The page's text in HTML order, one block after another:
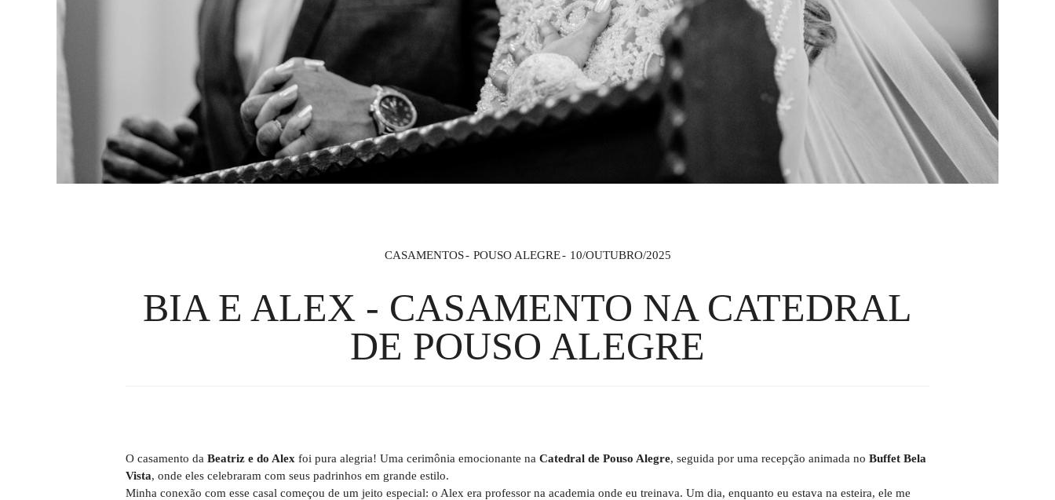
CASAMENTOS POUSO ALEGRE 10/OUTUBRO/2025
BIA E ALEX - CASAMENTO NA CATEDRAL
DE POUSO ALEGRE
O casamento da Beatriz e do Alex foi pura alegria! Uma cerimônia emocionante na Catedral de Pouso Alegre, seguida por uma recepção animada no Buffet Bela
Vista, onde eles celebraram com seus padrinhos em grande estilo.
Minha conexão com esse casal começou de um jeito especial: o Alex era professor na academia onde eu treinava. Um dia, enquanto eu estava na esteira, ele me